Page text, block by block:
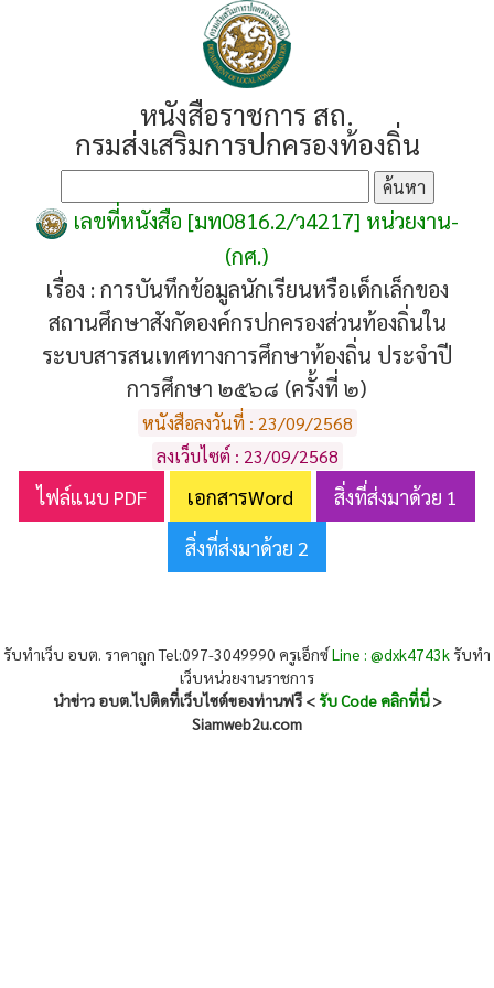
หนังสือราชการ สถ.
กรมส่งเสริมการปกครองท้องถิ่น
เลขที่หนังสือ [มท0816.2/ว4217] หน่วยงาน-
(กศ.)
เรื่อง :การบันทึกข้อมูลนักเรียนหรือเด็กเล็กของ
สถานศึกษาสังกัดองค์กรปกครองส่วนท้องถิ่นใน
ระบบสารสนเทศทางการศึกษาท้องถิ่น ประจำปี
การศึกษา ๒๕๖๘ (ครั้งที่ ๒)
หนังสือลงวันที่ : 23/09/2568
ลงเว็บไซต์ : 23/09/2568
ไฟล์แนบ PDF เอกสารWord
สิ่งที่ส่งมาด้วย 1
สิ่งที่ส่งมาด้วย 2
รับทำเว็บ อบต. ราคาถูก Tel:097-3049990 ครูเอ็กซ์Line : @dxk4743k รับทำ
เว็บหน่วยงานราชการ
นำข่าว อบต.ไปติดที่เว็บไซต์ของท่านฟรี <รับ Code คลิกที่นี่>
Siamweb2u.com